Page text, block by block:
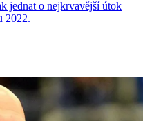
jednat o nejkrvavější útok
2022.